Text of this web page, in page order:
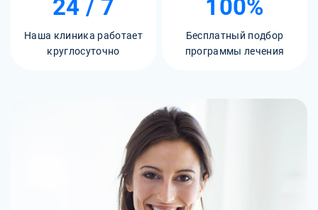
24 / 7
Наша клиника работает
круглосуточно
100%
Бесплатный подбор
программы лечения